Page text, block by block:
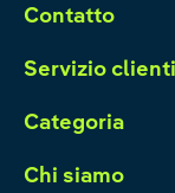
Contatto
Servizio clienti
Categoria
Chi siamo